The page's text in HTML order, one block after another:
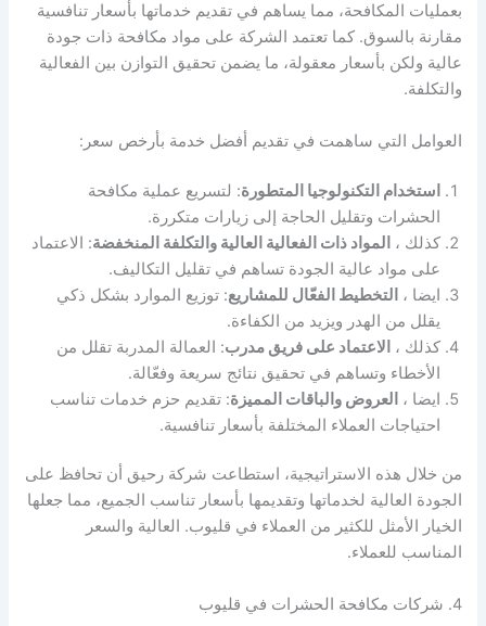
بعمليات المكافحة، مما يساهم في تقديم خدماتها بأسعار تنافسية
مقارنة بالسوق. كما تعتمد الشركة على مواد مكافحة ذات جودة
عالية ولكن بأسعار معقولة، ما يضمن تحقيق التوازن بين الفعالية
والتكلفة.
العوامل التي ساهمت في تقديم أفضل خدمة بأرخص سعر:
استخدام التكنولوجيا المتطورة: لتسريع عملية مكافحة
الحشرات وتقليل الحاجة إلى زيارات متكررة.
كذلك ، المواد ذات الفعالية العالية والتكلفة المنخفضة: الاعتماد
على مواد عالية الجودة تساهم في تقليل التكاليف.
ايضا ، التخطيط الفعّال للمشاريع: توزيع الموارد بشكل ذكي
يقلل من الهدر ويزيد من الكفاءة.
كذلك ، الاعتماد على فريق مدرب: العمالة المدربة تقلل من
الأخطاء وتساهم في تحقيق نتائج سريعة وفعّالة.
ايضا ، العروض والباقات المميزة: تقديم حزم خدمات تناسب
احتياجات العملاء المختلفة بأسعار تنافسية.
من خلال هذه الاستراتيجية، استطاعت شركة رحيق أن تحافظ على
الجودة العالية لخدماتها وتقديمها بأسعار تناسب الجميع، مما جعلها
الخيار الأمثل للكثير من العملاء في قليوب. العالية والسعر
المناسب للعملاء.
4. شركات مكافحة الحشرات في قليوب